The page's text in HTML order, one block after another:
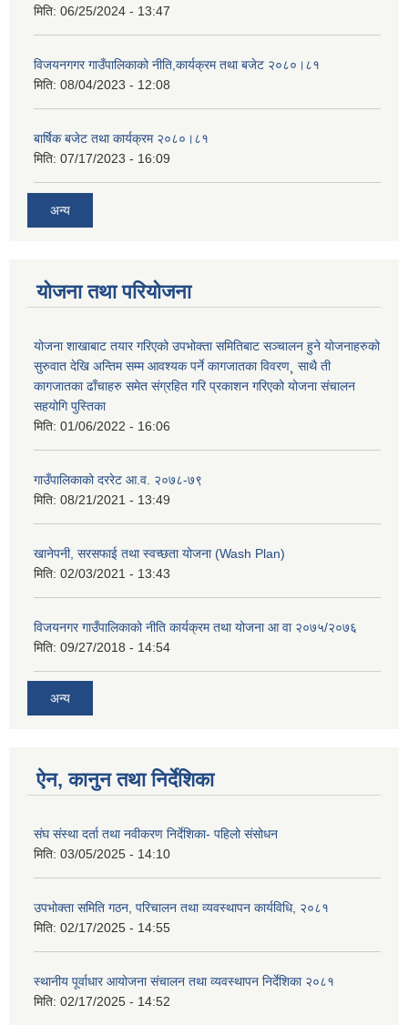
मिति: 06/25/2024 - 13:47
विजयनगगर गाउँपालिकाको नीति,कार्यक्रम तथा बजेट २०८०।८१
मिति: 08/04/2023 - 12:08
बार्षिक बजेट तथा कार्यक्रम २०८०।८१
मिति: 07/17/2023 - 16:09
अन्य
योजना तथा परियोजना
योजना शाखाबाट तयार गरिएको उपभोक्ता समितिबाट सञ्चालन हुने योजनाहरुको
सुरुवात देखि अन्तिम सम्म आवश्यक पर्ने कागजातका विवरण¸ साथै ती
कागजातका ढाँचाहरु समेत संग्रहित गरि प्रकाशन गरिएको योजना संचालन
सहयोगि पुस्तिका
मिति: 01/06/2022 - 16:06
गाउँपालिकाको दररेट आ.व. २०७८-७९
मिति: 08/21/2021 - 13:49
खानेपनी, सरसफाई तथा स्वच्छता योजना (Wash Plan)
मिति: 02/03/2021 - 13:43
विजयनगर गाउँपालिकाको नीति कार्यक्रम तथा योजना आ वा २०७५/२०७६
मिति: 09/27/2018 - 14:54
अन्य
ऐन, कानुन तथा निर्देशिका
संघ संस्था दर्ता तथा नवीकरण निर्देशिका- पहिलो संसोधन
मिति: 03/05/2025 - 14:10
उपभोक्ता समिति गठन, परिचालन तथा व्यवस्थापन कार्यविधि, २०८१
मिति: 02/17/2025 - 14:55
स्थानीय पूर्वाधार आयोजना संचालन तथा व्यवस्थापन निर्देशिका २०८१
मिति: 02/17/2025 - 14:52